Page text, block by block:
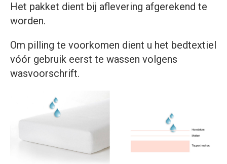
Het pakket dient bij aflevering afgerekend te
worden.
Om pilling te voorkomen dient u het bedtextiel
vóór gebruik eerst te wassen volgens
wasvoorschrift.